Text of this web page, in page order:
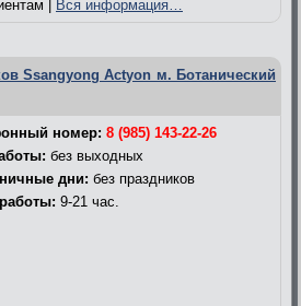
| Вся информация…
Ssangyong Actyon м. Ботанический
номер: 8 (985) 143-22-26
без выходных
дни: без праздников
9-21 час.